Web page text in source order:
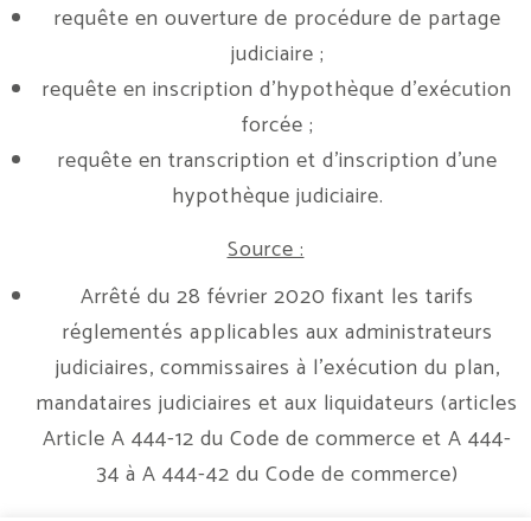
requête en ouverture de procédure de partage
judiciaire ;
requête en inscription d’hypothèque d’exécution
forcée ;
requête en transcription et d’inscription d’une
hypothèque judiciaire.
Source :
Arrêté du 28 février 2020 fixant les tarifs
réglementés applicables aux administrateurs
judiciaires, commissaires à l’exécution du plan,
mandataires judiciaires et aux liquidateurs (articles
Article A 444-12 du Code de commerce et A 444-
34 à A 444-42 du Code de commerce)